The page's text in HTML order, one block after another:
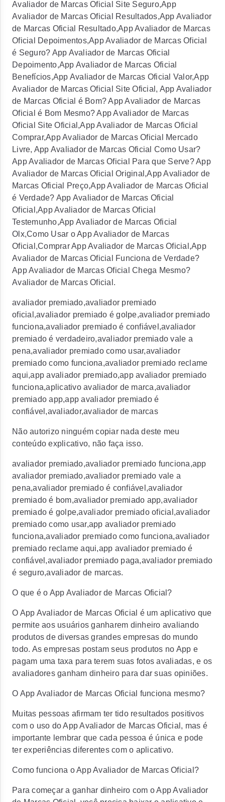
Avaliador de Marcas Oficial Site Seguro,App
Avaliador de Marcas Oficial Resultados,App Avaliador
de Marcas Oficial Resultado,App Avaliador de Marcas
Oficial Depoimentos,App Avaliador de Marcas Oficial
é Seguro? App Avaliador de Marcas Oficial
Depoimento,App Avaliador de Marcas Oficial
Benefícios,App Avaliador de Marcas Oficial Valor,App
Avaliador de Marcas Oficial Site Oficial, App Avaliador
de Marcas Oficial é Bom? App Avaliador de Marcas
Oficial é Bom Mesmo? App Avaliador de Marcas
Oficial Site Oficial,App Avaliador de Marcas Oficial
Comprar,App Avaliador de Marcas Oficial Mercado
Livre, App Avaliador de Marcas Oficial Como Usar?
App Avaliador de Marcas Oficial Para que Serve? App
Avaliador de Marcas Oficial Original,App Avaliador de
Marcas Oficial Preço,App Avaliador de Marcas Oficial
é Verdade? App Avaliador de Marcas Oficial
Oficial,App Avaliador de Marcas Oficial
Testemunho,App Avaliador de Marcas Oficial
Olx,Como Usar o App Avaliador de Marcas
Oficial,Comprar App Avaliador de Marcas Oficial,App
Avaliador de Marcas Oficial Funciona de Verdade?
App Avaliador de Marcas Oficial Chega Mesmo?
Avaliador de Marcas Oficial.
avaliador premiado,avaliador premiado
oficial,avaliador premiado é golpe,avaliador premiado
funciona,avaliador premiado é confiável,avaliador
premiado é verdadeiro,avaliador premiado vale a
pena,avaliador premiado como usar,avaliador
premiado como funciona,avaliador premiado reclame
aqui,app avaliador premiado,app avaliador premiado
funciona,aplicativo avaliador de marca,avaliador
premiado app,app avaliador premiado é
confiável,avaliador,avaliador de marcas
Não autorizo ninguém copiar nada deste meu
conteúdo explicativo, não faça isso.
avaliador premiado,avaliador premiado funciona,app
avaliador premiado,avaliador premiado vale a
pena,avaliador premiado é confiável,avaliador
premiado é bom,avaliador premiado app,avaliador
premiado é golpe,avaliador premiado oficial,avaliador
premiado como usar,app avaliador premiado
funciona,avaliador premiado como funciona,avaliador
premiado reclame aqui,app avaliador premiado é
confiável,avaliador premiado paga,avaliador premiado
é seguro,avaliador de marcas.
O que é o App Avaliador de Marcas Oficial?
O App Avaliador de Marcas Oficial é um aplicativo que
permite aos usuários ganharem dinheiro avaliando
produtos de diversas grandes empresas do mundo
todo. As empresas postam seus produtos no App e
pagam uma taxa para terem suas fotos avaliadas, e os
avaliadores ganham dinheiro para dar suas opiniões.
O App Avaliador de Marcas Oficial funciona mesmo?
Muitas pessoas afirmam ter tido resultados positivos
com o uso do App Avaliador de Marcas Oficial, mas é
importante lembrar que cada pessoa é única e pode
ter experiências diferentes com o aplicativo.
Como funciona o App Avaliador de Marcas Oficial?
Para começar a ganhar dinheiro com o App Avaliador